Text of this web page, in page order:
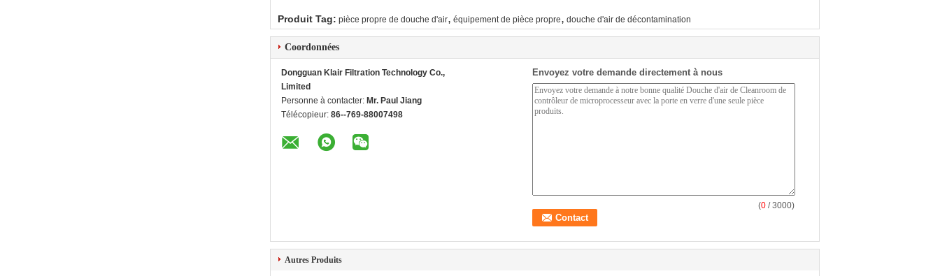
Produit Tag: pièce propre de douche d'air, équipement de pièce propre, douche d'air de décontamination
Coordonnées
Dongguan Klair Filtration Technology Co.,
Limited
Personne à contacter: Mr. Paul Jiang
Télécopieur: 86--769-88007498
Envoyez votre demande directement à nous
(0 / 3000)
Autres Produits